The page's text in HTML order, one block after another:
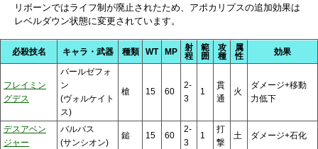
リボーンではライフ制が廃止されたため、アポカリプスの追加効果は
レベルダウン状態に変更されています。
必殺技名 キャラ・武器 種類 WT MP
射
程
範
囲
攻
種
属
性
効果
フレイミン
グデス
バールゼフォ
ン
(ヴォルケイト
ス)
槍 15 60
2-
3
1
貫
通
火
ダメージ+移動
力低下
デスアベン
ジャー
バルバス
(サンシオン)
鎚 15 60
2-
3
1
打
撃
土 ダメージ+石化